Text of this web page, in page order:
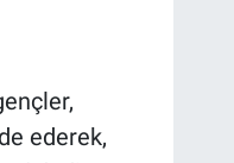
ederek,